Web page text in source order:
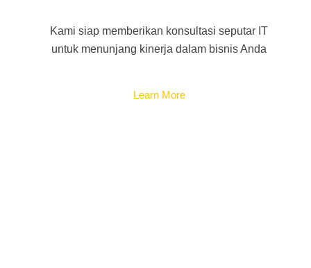
Kami siap memberikan konsultasi seputar IT
untuk menunjang kinerja dalam bisnis Anda
Learn More